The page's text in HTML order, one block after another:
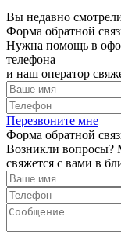
Вы недавно
Форма обратной
Нужна помощь в
телефона
и наш оператор
Перезвоните мне
Форма обратной
Возникли вопросы?
свяжется с вами в